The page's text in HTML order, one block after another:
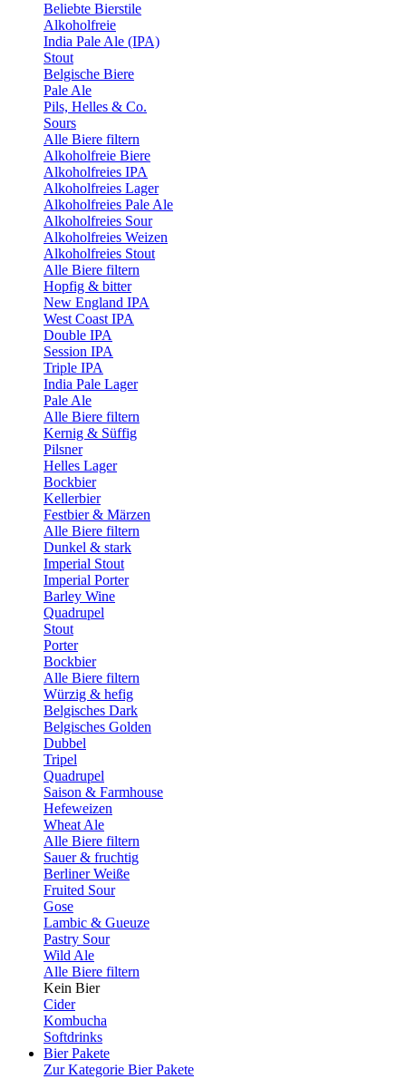
Beliebte Bierstile
Alkoholfreie
India Pale Ale (IPA)
Stout
Belgische Biere
Pale Ale
Pils, Helles & Co.
Sours
Alle Biere filtern
Alkoholfreie Biere
Alkoholfreies IPA
Alkoholfreies Lager
Alkoholfreies Pale Ale
Alkoholfreies Sour
Alkoholfreies Weizen
Alkoholfreies Stout
Alle Biere filtern
Hopfig & bitter
New England IPA
West Coast IPA
Double IPA
Session IPA
Triple IPA
India Pale Lager
Pale Ale
Alle Biere filtern
Kernig & Süffig
Pilsner
Helles Lager
Bockbier
Kellerbier
Festbier & Märzen
Alle Biere filtern
Dunkel & stark
Imperial Stout
Imperial Porter
Barley Wine
Quadrupel
Stout
Porter
Bockbier
Alle Biere filtern
Würzig & hefig
Belgisches Dark
Belgisches Golden
Dubbel
Tripel
Quadrupel
Saison & Farmhouse
Hefeweizen
Wheat Ale
Alle Biere filtern
Sauer & fruchtig
Berliner Weiße
Fruited Sour
Gose
Lambic & Gueuze
Pastry Sour
Wild Ale
Alle Biere filtern
Kein Bier
Cider
Kombucha
Softdrinks
Bier Pakete
Zur Kategorie Bier Pakete